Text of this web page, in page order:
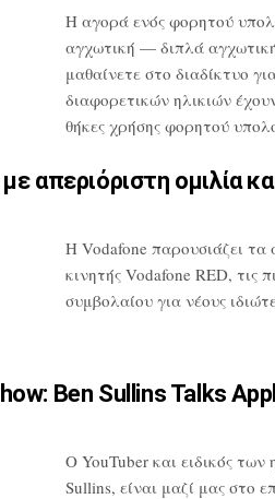
Η αγορά ενός φορητού
αγχωτική — διπλά
μαθαίνετε στο διαδίκτυο
διαφορετικών ηλικιών
θήκες χρήσης φορητού
απεριόριστη ομιλία
H Vodafone παρουσιάζει
κινητής Vodafone RED, τις
συμβολαίουγια νέους
Ben Sullins Talks
Ο YouTuber και ειδικός των
Sullins, είναι μαζί μαςστο